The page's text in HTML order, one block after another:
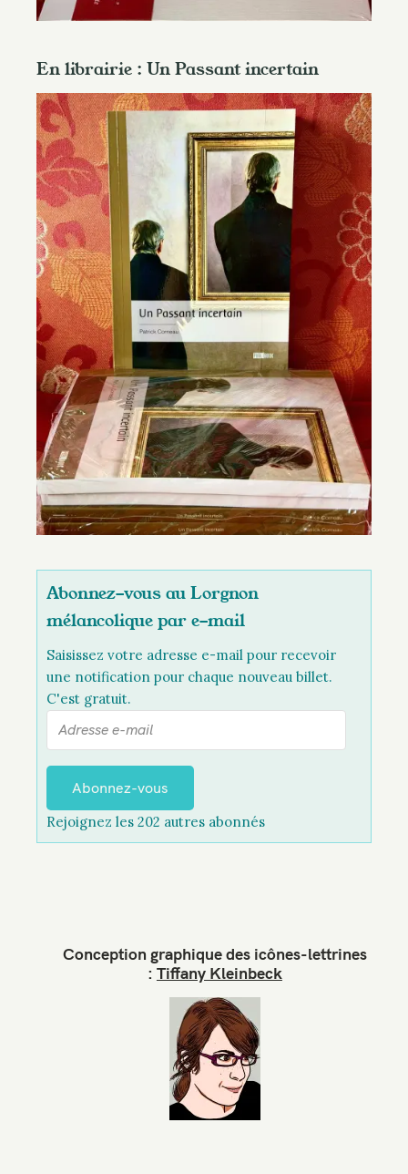
En librairie : Un Passant incertain
Abonnez-vous au Lorgnon
mélancolique par e-mail
Saisissez votre adresse e-mail pour recevoir
une notification pour chaque nouveau billet.
C'est gratuit.
r
s
s
Abonnez-vous
Rejoignez les 202 autres abonnés
Conception graphique des icônes-lettrines
: Tiffany Kleinbeck